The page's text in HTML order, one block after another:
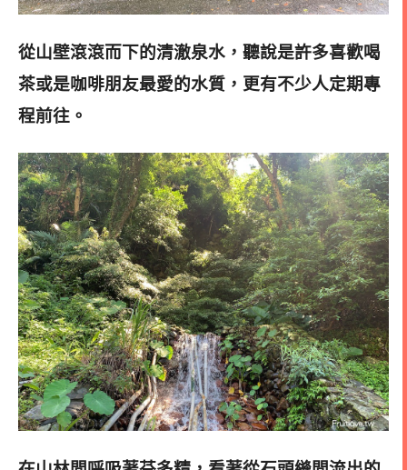
從山壁滾滾而下的清澈泉水 ，聽說是許多喜歡喝
茶或是咖啡朋友最愛的水質，更有不少人定期專
程前往。